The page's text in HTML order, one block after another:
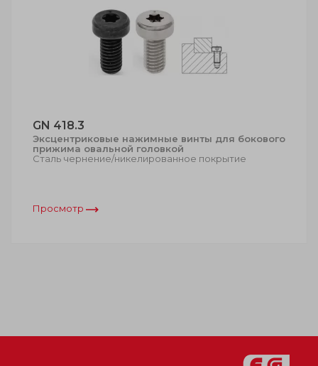
GN 418.3
Эксцентриковые нажимные винты для бокового
прижима овальной головкой
Сталь чернение/никелированное покрытие
Просмотр